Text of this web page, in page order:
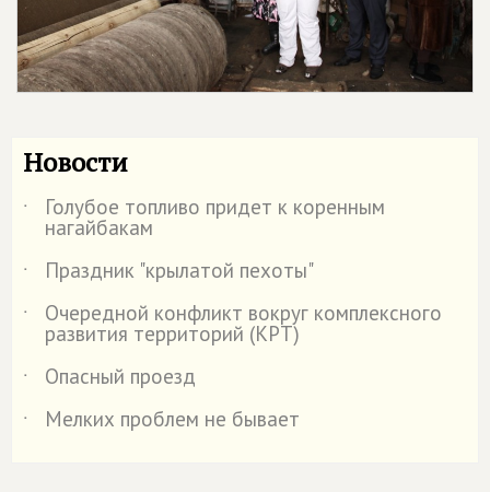
Новости
˙ Голубое топливо придет к коренным
нагайбакам
˙
Праздник "крылатой пехоты"
˙
Очередной конфликт вокруг комплексного
развития территорий (КРТ)
˙
Опасный проезд
˙
Мелких проблем не бывает